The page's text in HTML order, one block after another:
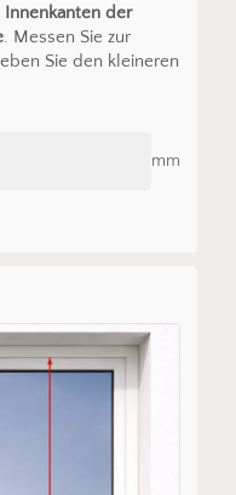
Innenkanten der
. Messen Sie zur
Sie den kleineren
mm